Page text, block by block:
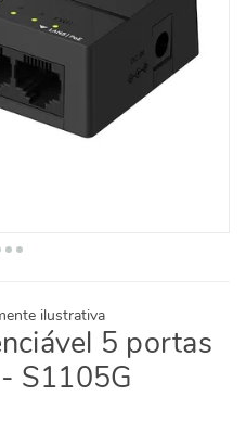
5 portas
S1105G